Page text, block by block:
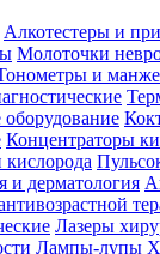
Алкотестеры и
Молоточки
и
Концентраторы
и дерматология
Лазеры
Лампы-лупы